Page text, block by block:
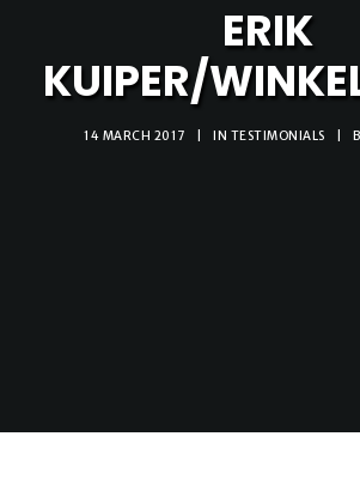
ERIK
KUIPER/
14 MARCH 2017 IN TESTIMONIALS